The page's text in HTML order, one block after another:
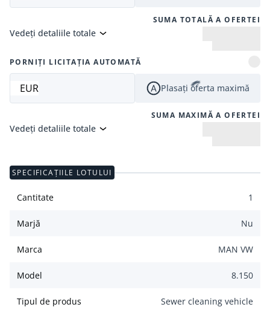
SUMA TOTALĂ A OFERTEI
Vedeți detaliile totale
PORNIȚI LICITAȚIA AUTOMATĂ
EUR Plasați oferta maximă
SUMA MAXIMĂ A OFERTEI
Vedeți detaliile totale
SPECIFICAȚIILE LOTULUI
Cantitate 1
Marjă Nu
Marca MAN VW
Model 8.150
Tipul de produs Sewer cleaning vehicle